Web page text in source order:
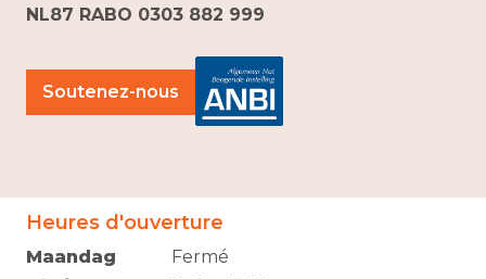
Heures d'ouverture
Maandag
Fermé
NL87 RABO 0303 882 999
Soutenez-nous